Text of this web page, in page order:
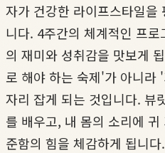
자가 건강한 라이프스타일을
니다. 4주간의 체계적인 프
의 재미와 성취감을 맛보게
로 해야 하는 숙제'가 아니라
자리 잡게 되는 것입니다. 뷰
를 배우고, 내 몸의 소리에
준함의 힘을 체감하게 됩니